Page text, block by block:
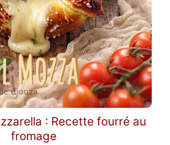
: Recette fourré au
fromage